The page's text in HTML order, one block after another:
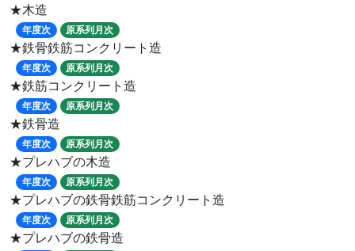
★木造
年度次 原系列月次
★鉄骨鉄筋コンクリート造
年度次 原系列月次
★鉄筋コンクリート造
年度次 原系列月次
★鉄骨造
年度次 原系列月次
★プレハブの木造
年度次 原系列月次
★プレハブの鉄骨鉄筋コンクリート造
年度次 原系列月次
★プレハブの鉄骨造